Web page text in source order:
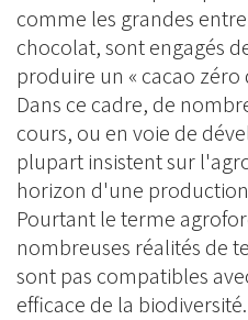
comme les grandes
chocolat, sont engagés
produire un « cacao zéro
Dans ce cadre, de
cours, ou en voie de
plupart insistent sur
horizon d'une
Pourtant le terme
nombreuses réalités de
sont pas compatibles
efficace de la biodiversité.